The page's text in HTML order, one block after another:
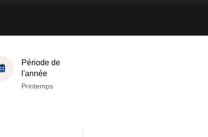
Période de
l'année
Printemps